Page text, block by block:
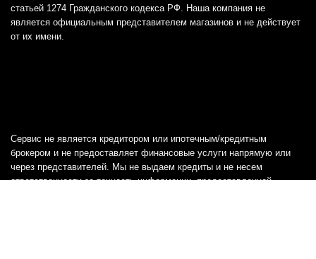
статьей 1274 Гражданского кодекса РФ. Наша компания не
является официальным представителем магазинов и не действует
от их имени.
Сервис не является кредитором или ипотечным/кредитным
брокером и не предоставляет финансовые услуги напрямую или
через представителей. Мы не выдаем кредиты и не несем
ответственности за точность информации, предоставленной